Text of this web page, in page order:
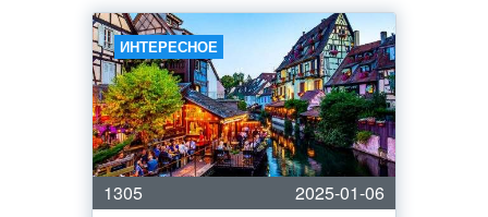
ИНТЕРЕСНОЕ
1305
2025-01-06